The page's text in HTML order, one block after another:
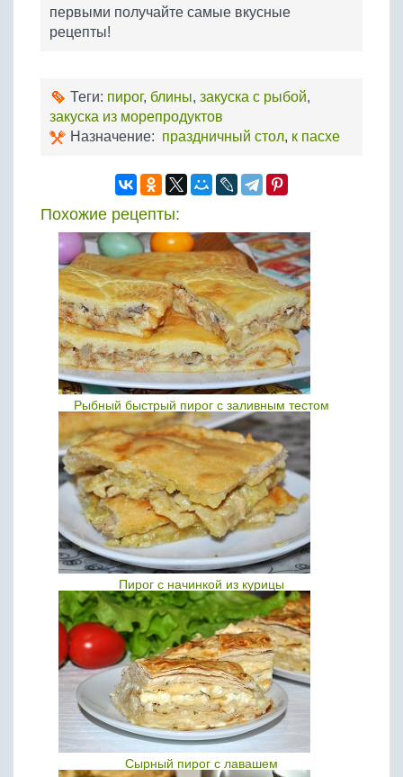
первыми получайте самые вкусные
рецепты!
Теги: пирог, блины, закуска с рыбой,
закуска из морепродуктов
Назначение: праздничный стол, к пасхе
Похожие рецепты:
Рыбный быстрый пирог с заливным тестом
Пирог с начинкой из курицы
Сырный пирог с лавашем